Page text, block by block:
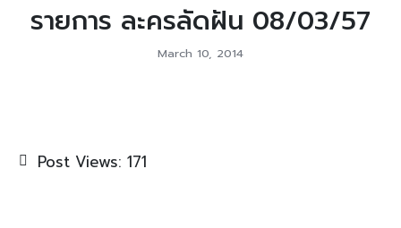
รายการ ละครลัดฝัน 08/03/57
March 10, 2014
Post Views: 171